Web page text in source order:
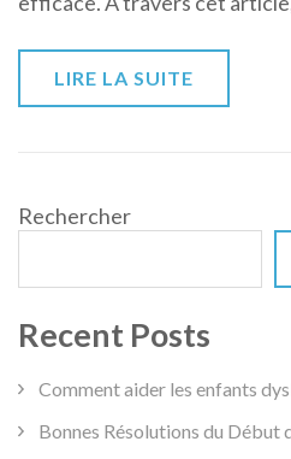
LIRE LA SUITE
Rechercher
Recent Posts
Comment aider les enfants
Bonnes Résolutions du Début